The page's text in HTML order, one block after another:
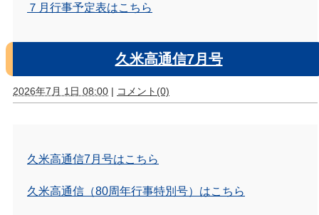
７月行事予定表はこちら
久米高通信7月号
2026年7月 1日 08:00 | コメント(0)
久米高通信7月号はこちら
久米高通信（80周年行事特別号）はこちら